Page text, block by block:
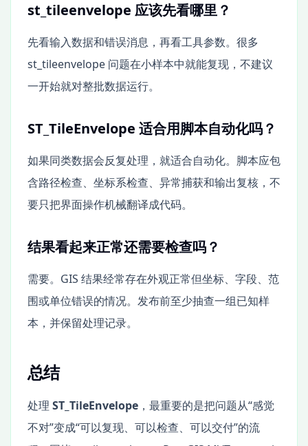
st_tileenvelope 应该先看哪里？
先看输入数据和错误消息，再看工具参数。很多
st_tileenvelope 问题在小样本中就能复现，不建议
一开始就对整批数据运行。
ST_TileEnvelope 适合用脚本自动化吗？
如果同类数据会反复处理，就适合自动化。脚本应包
含路径检查、坐标系检查、异常捕获和输出复核，不
要只把界面操作机械翻译成代码。
结果看起来正常还需要检查吗？
需要。GIS 结果经常存在外观正常但坐标、字段、范
围或单位错误的情况。发布前至少抽查一组已知样
本，并保留处理记录。
总结
处理 ST_TileEnvelope ，最重要的是把问题从“感觉
不对”变成“可以复现、可以检查、可以交付”的流